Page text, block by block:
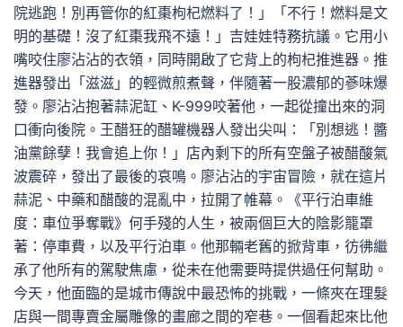
院逃跑！別再管你的紅棗枸杞燃料了！」「不行！燃料是文
明的基礎！沒了紅棗我飛不遠！」吉娃娃特務抗議。它用小
嘴咬住廖沾沾的衣領，同時開啟了它背上的枸杞推進器。推
進器發出「滋滋」的輕微煎煮聲，伴隨著一股濃郁的蔘味爆
發。廖沾沾抱著蒜泥缸、K-999咬著他，一起從撞出來的洞
口衝向後院。王醋狂的醋罐機器人發出尖叫：「別想逃！醬
油黨餘孽！我會追上你！」店內剩下的所有空盤子被醋酸氣
波震碎，發出了最後的哀鳴。廖沾沾的宇宙冒險，就在這片
蒜泥、中藥和醋酸的混亂中，拉開了帷幕。《平行泊車維
度：車位爭奪戰》何手殘的人生，被兩個巨大的陰影籠罩
著：停車費，以及平行泊車。他那輛老舊的掀背車，彷彿繼
承了他所有的駕駛焦慮，從未在他需要時提供過任何幫助。
今天，他面臨的是城市傳說中最恐怖的挑戰，一條夾在理髮
店與一間專賣金屬雕像的畫廊之間的窄巷。一個看起來比他